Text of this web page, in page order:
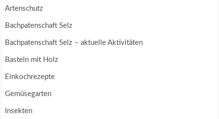
Artenschutz
Bachpatenschaft Selz
Bachpatenschaft Selz – aktuelle Aktivitäten
Basteln mit Holz
Einkochrezepte
Gemüsegarten
Insekten